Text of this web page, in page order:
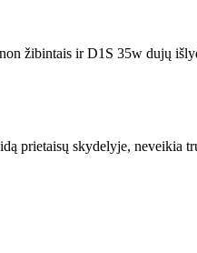
žibintais ir D1S 35w dujų
prietaisų skydelyje, neveikia